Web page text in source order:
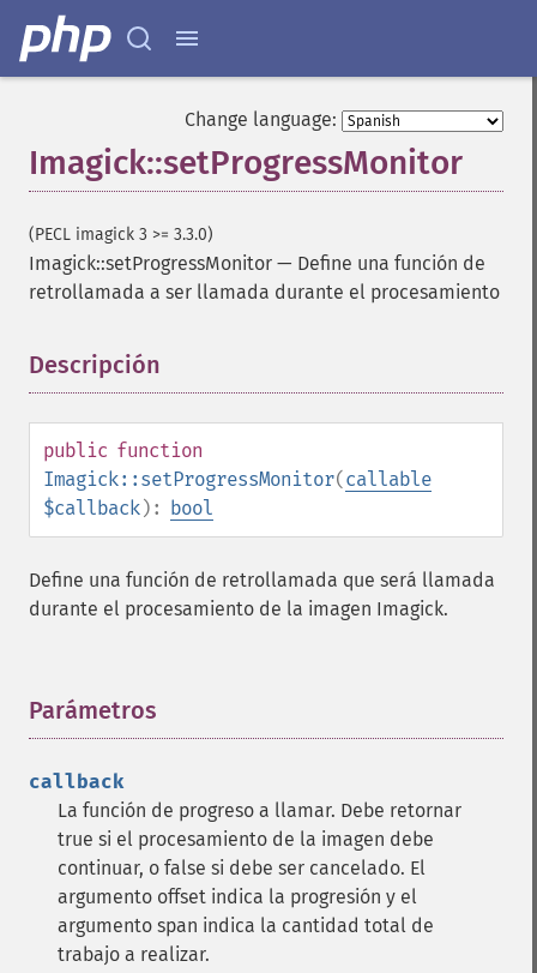
Change language:
Imagick::setProgressMonitor
(PECL imagick 3 >= 3.3.0)
Imagick::setProgressMonitor — Define una función de
retrollamada a ser llamada durante el procesamiento
Descripción
public function
Imagick::setProgressMonitor(callable
$callback): bool
Define una función de retrollamada que será llamada
durante el procesamiento de la imagen Imagick.
Parámetros
callback
La función de progreso a llamar. Debe retornar
true si el procesamiento de la imagen debe
continuar, o false si debe ser cancelado. El
argumento offset indica la progresión y el
argumento span indica la cantidad total de
trabajo a realizar.
Imagick
adaptiveResizeImage
adaptiveSharpenImage
adaptiveThresholdImage
affineTransformImage
animateImages
autoLevelImage
blurImage
borderImage
brightnessContrastImage
charcoalImage
chopImage
clampImage
clear